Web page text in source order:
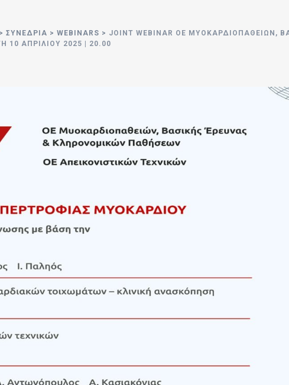
> ΣΥΝΈΔΡΙΑ > WEBINARS > JOINT WEBINAR OE ΜΥΟΚΑΡΔΙΟΠΑΘΕΙΏΝ,
10 ΑΠΡΙΛΊΟΥ 2025 | 20.00